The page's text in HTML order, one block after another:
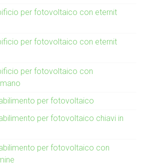
per fotovoltaico con eternit
per fotovoltaico con eternit
per fotovoltaico con
per fotovoltaico
per fotovoltaico chiavi in
per fotovoltaico con